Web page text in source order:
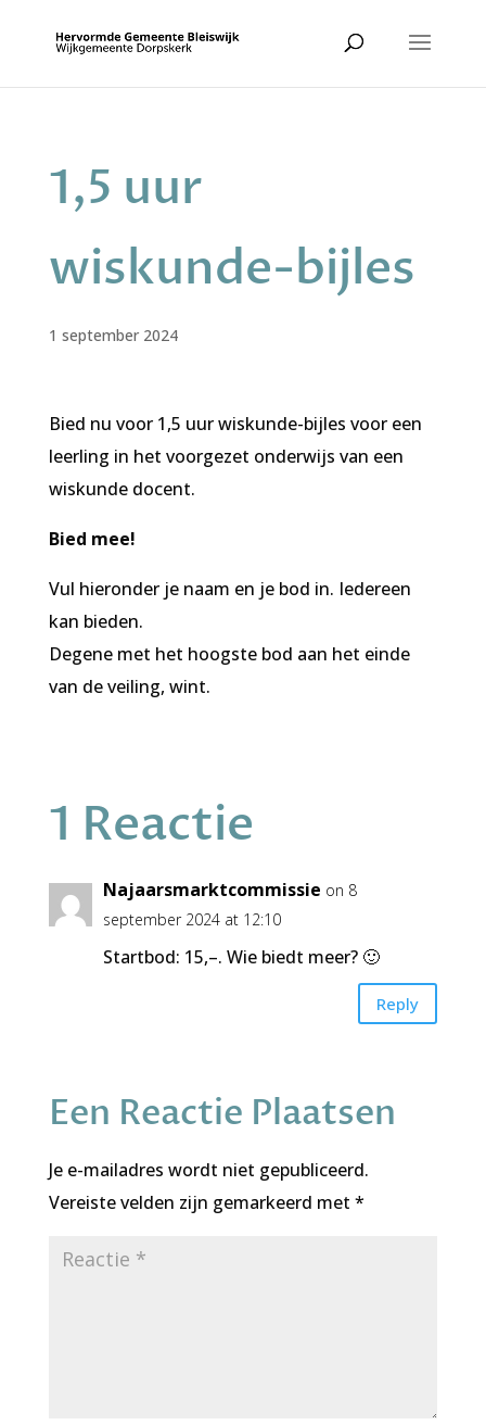
1,5 uur
wiskunde-bijles
1 september 2024
Bied nu voor 1,5 uur wiskunde-bijles voor een
leerling in het voorgezet onderwijs van een
wiskunde docent.
Bied mee!
Vul hieronder je naam en je bod in. Iedereen
kan bieden.
Degene met het hoogste bod aan het einde
van de veiling, wint.
1 Reactie
Najaarsmarktcommissie on 8
september 2024 at 12:10
Startbod: 15,–. Wie biedt meer? 🙂
Reply
Een Reactie Plaatsen
Je e-mailadres wordt niet gepubliceerd.
Vereiste velden zijn gemarkeerd met *